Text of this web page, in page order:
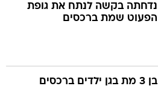
נדחתה בקשה לנתח את גופת
הפעוט שמת ברכסים
בן 3 מת בגן ילדים ברכסים